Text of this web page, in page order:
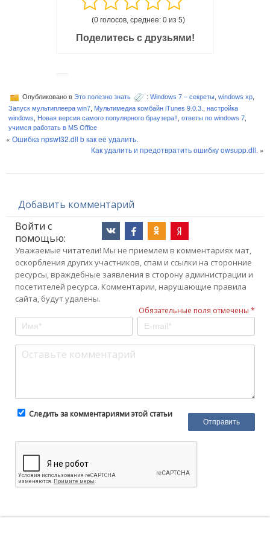
(0 голосов, среднее: 0 из 5)
Поделитесь с друзьями!
Опубликовано в Это полезно знать : Windows 7 – секреты windows xp
Запуск мультиплеера win7 Мультимедиа комбайн iTunes 9.0.3.
настройка
windows
Новая версия самого популярного браузера!! ответы по windows 7
учимся работать в MS Office
« Ошибка npswf32.dll b как её удалить.
Как удалить и предотвратить ошибку owsupp.dll. »
Добавить комментарий
Войти с
помощью:
Уважаемые читатели! Мы не приемлем в комментариях мат,
оскорбления других участников, спам и ссылки на сторонние
ресурсы, враждебные заявления в сторону администрации и
посетителей ресурса. Комментарии, нарушающие правила
сайта, будут удалены.
Обязательные поля отмечены *
Следить за комментариями этой статьи